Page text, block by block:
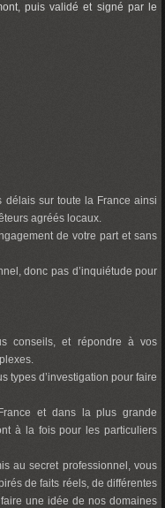
puis validé et signé par le
délais sur toute la France ainsi
agréés locaux.
de votre part et sans
donc pas d’inquiétude pour
conseils, et répondre à vos
types d’investigation pour faire
et dans la plus grande
à la fois pour les particuliers
au secret professionnel, vous
de faits réels, de différentes
une idée de nos domaines